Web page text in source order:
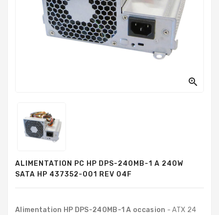
Mémoires
Durs
Composants

ALIMENTATION PC HP DPS-240MB-1 A 240W
SATA HP 437352-001 REV 04F
Alimentation HP DPS-240MB-1 A occasion - ATX 24